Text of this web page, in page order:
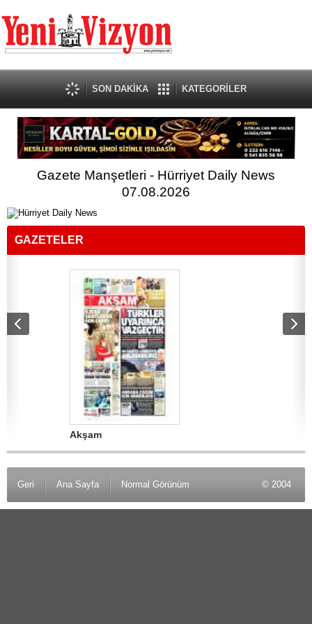
SON DAKİKA KATEGORİLER
Gazete Manşetleri - Hürriyet Daily News
07.08.2026
GAZETELER
Akşam
Geri Ana Sayfa Normal Görünüm © 2004